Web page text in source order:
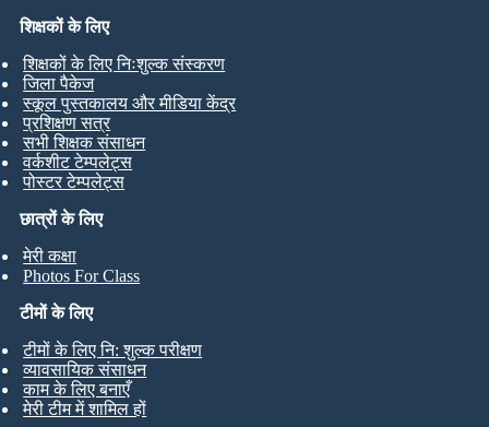
छात्रों के लिए
मेरी कक्षा
Photos For Class
शिक्षकों के लिए
शिक्षकों के लिए निःशुल्क संस्करण
जिला पैकेज
स्कूल पुस्तकालय और मीडिया केंद्र
प्रशिक्षण सत्र
सभी शिक्षक संसाधन
वर्कशीट टेम्पलेट्स
पोस्टर टेम्पलेट्स
टीमों के लिए
टीमों के लिए नि: शुल्क परीक्षण
व्यावसायिक संसाधन
काम के लिए बनाएँ
मेरी टीम में शामिल हों